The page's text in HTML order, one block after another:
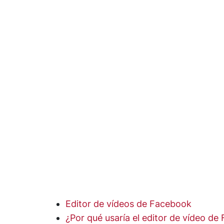
Editor de vídeos de Facebook
¿Por qué usaría el editor de vídeo de